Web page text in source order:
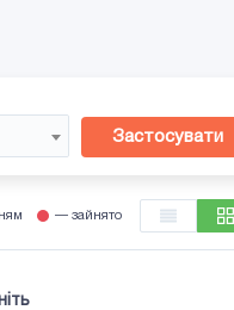
Застосувати
— зайнято